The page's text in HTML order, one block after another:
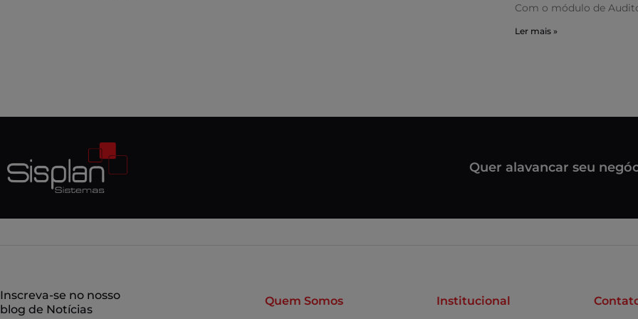
Com o módulo de
Ler mais »
Quer alavancar seu
Inscreva-se no nosso
blog de Notícias
Quem Somos Institucional